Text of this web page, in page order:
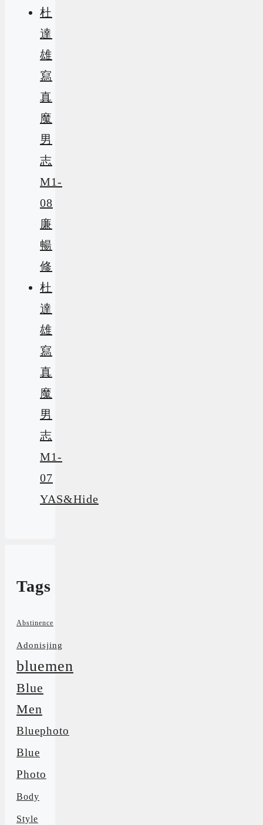
杜
達
雄
寫
真
魔
男
志
M1-
08
廉
暢
修
杜
達
雄
寫
真
魔
男
志
M1-
07
YAS&Hide
Tags
Abstinence
Adonisjing
bluemen
Blue
Men
Bluephoto
Blue
Photo
Body
Style